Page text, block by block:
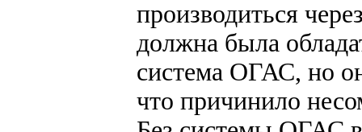
производиться
должна была
система ОГАС, но
что причинило